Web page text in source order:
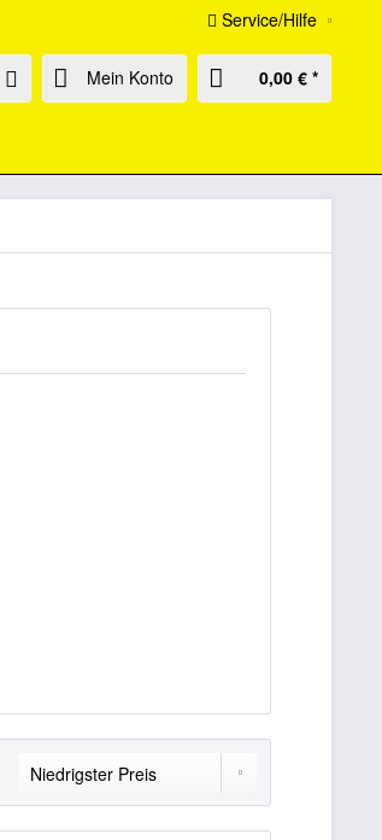
Service/Hilfe
Mein Konto 0,00 € *